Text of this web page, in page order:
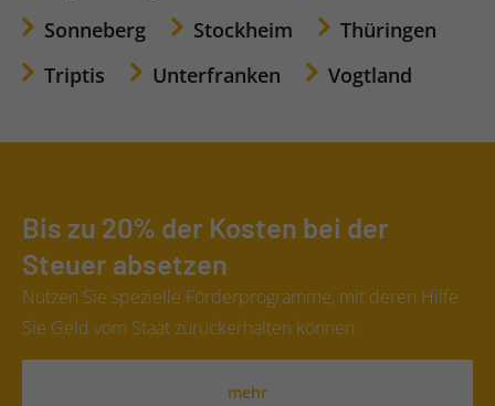
Sonneberg
Stockheim
Thüringen
Triptis
Unterfranken Vogtland
Bis zu 20% der Kosten bei der
Steuer absetzen
Nutzen Sie spezielle Förderprogramme, mit deren Hilfe
Sie Geld vom Staat zurückerhalten können.
mehr